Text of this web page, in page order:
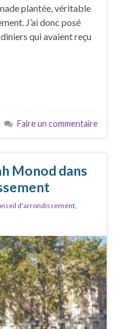
plantée, véritable
J’ai donc posé
qui avaient reçu
Faire un commentaire
Monod dans
d'arrondissement